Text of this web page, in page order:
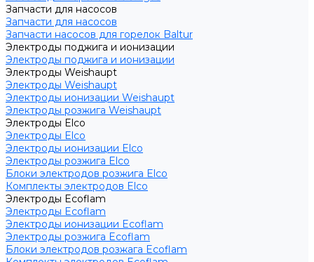
Запчасти для насосов
Запчасти для насосов
Запчасти насосов для горелок Baltur
Электроды поджига и ионизации
Электроды поджига и ионизации
Электроды Weishaupt
Электроды Weishaupt
Электроды ионизации Weishaupt
Электроды розжига Weishaupt
Электроды Elco
Электроды Elco
Электроды ионизации Elco
Электроды розжига Elco
Блоки электродов розжига Elco
Комплекты электродов Elco
Электроды Ecoflam
Электроды Ecoflam
Электроды ионизации Ecoflam
Электроды розжига Ecoflam
Блоки электродов розжага Ecoflam